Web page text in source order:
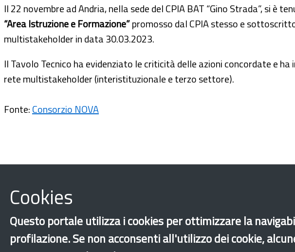
Il 22 novembre ad Andria, nella sede del CPIA BAT “Gino Strada”, si è
“Area Istruzione e Formazione”promosso dal CPIA stesso e
multistakeholder in data 30.03.2023.
Il Tavolo Tecnico ha evidenziato le criticità delle azioni concordate e
rete multistakeholder (interistituzionale e terzo settore).
Fonte:Consorzio NOVA
Cookies
Questo portale utilizza i cookies per ottimizzare la
profilazione. Se non acconsenti all'utilizzo dei cookie,